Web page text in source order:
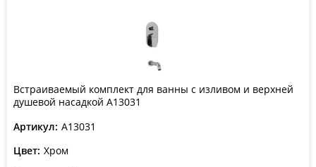
Встраиваемый комплект для ванны с изливом и верхней
душевой насадкой A13031
Артикул: A13031
Цвет: Хром